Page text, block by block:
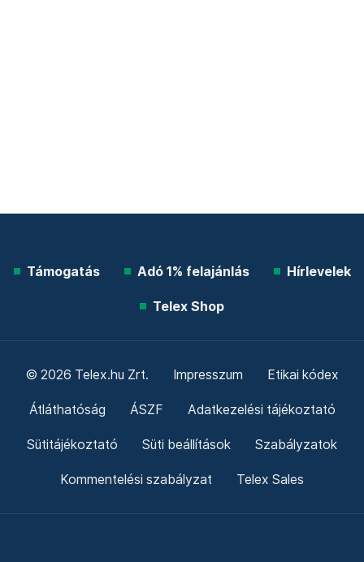
Támogatás Adó 1% felajánlás Hírlevelek
Telex Shop
© 2026 Telex.hu Zrt. Impresszum Etikai kódex
Átláthatóság ÁSZF Adatkezelési tájékoztató
Sütitájékoztató Süti beállítások Szabályzatok
Kommentelési szabályzat Telex Sales